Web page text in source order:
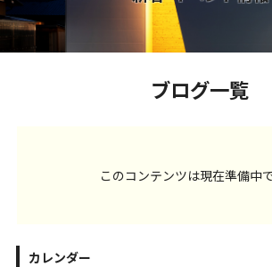
ブログ一覧
このコンテンツは現在準備中で
カレンダー